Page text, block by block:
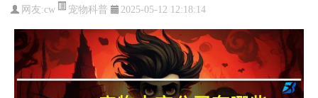
网友:cw 宠物科普 2025-05-12 12:18:14